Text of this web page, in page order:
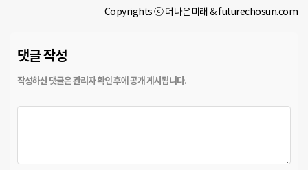
Copyrights ⓒ 더나은미래 & futurechosun.com
댓글 작성